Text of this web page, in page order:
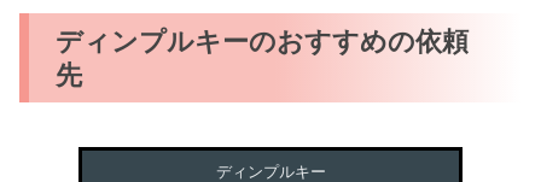
ディンプルキーのおすすめの依頼
先
ディンプルキー